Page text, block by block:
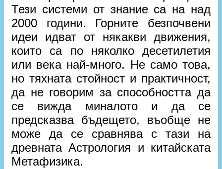
Тези системи от знание са на над
2000 години. Горните безпочвени
идеи идват от някакви движения,
които са по няколко десетилетия
или века най-много. Не само това,
но тяхната стойност и практичност,
да не говорим за способността да
се вижда миналото и да се
предсказва бъдещето, въобще не
може да се сравнява с тази на
древната Астрология и китайската
Метафизика.